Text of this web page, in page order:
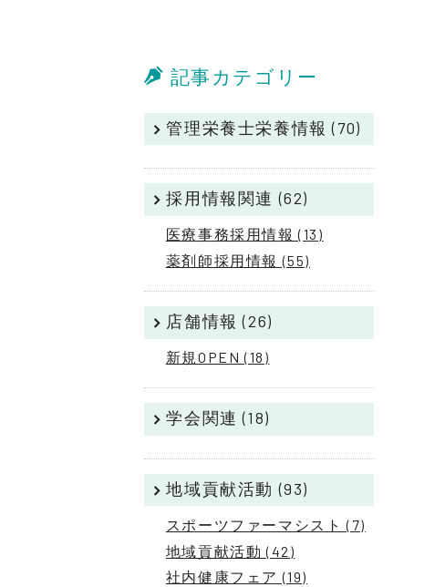
記事カテゴリー
管理栄養士栄養情報 (70)
採用情報関連 (62)
医療事務採用情報 (13)
薬剤師採用情報 (55)
店舗情報 (26)
新規OPEN (18)
学会関連 (18)
地域貢献活動 (93)
スポーツファーマシスト (7)
地域貢献活動 (42)
社内健康フェア (19)